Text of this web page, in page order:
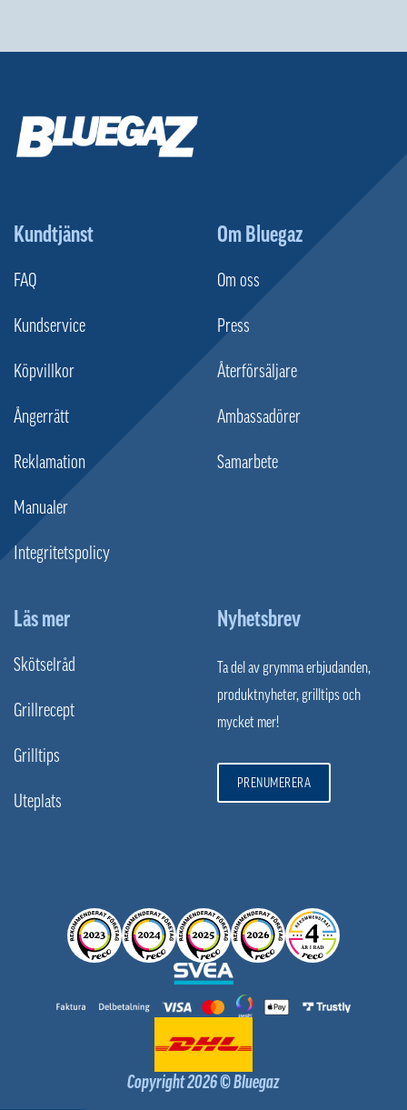
Kundtjänst
FAQ
Kundservice
Köpvillkor
Ångerrätt
Reklamation
Manualer
Integritetspolicy
Om Bluegaz
Om oss
Press
Återförsäljare
Ambassadörer
Samarbete
Läs mer
Skötselråd
Grillrecept
Grilltips
Uteplats
Nyhetsbrev
Ta del av grymma erbjudanden,
produktnyheter, grilltips och
mycket mer!
PRENUMERERA
Copyright 2026 © Bluegaz